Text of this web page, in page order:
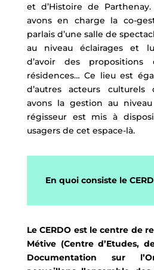
et d’Histoire de
avons en charge la co-
parlais d’une salle de
au niveau éclairages et
d’avoir des propositions
résidences… Ce lieu est
d’autres acteurs
avons la gestion au
régisseur est mis à
usagers de cet espace-là.
En quoi consiste le
Le CERDO est le centre de
Métive (Centre d’Etudes,
Documentation sur